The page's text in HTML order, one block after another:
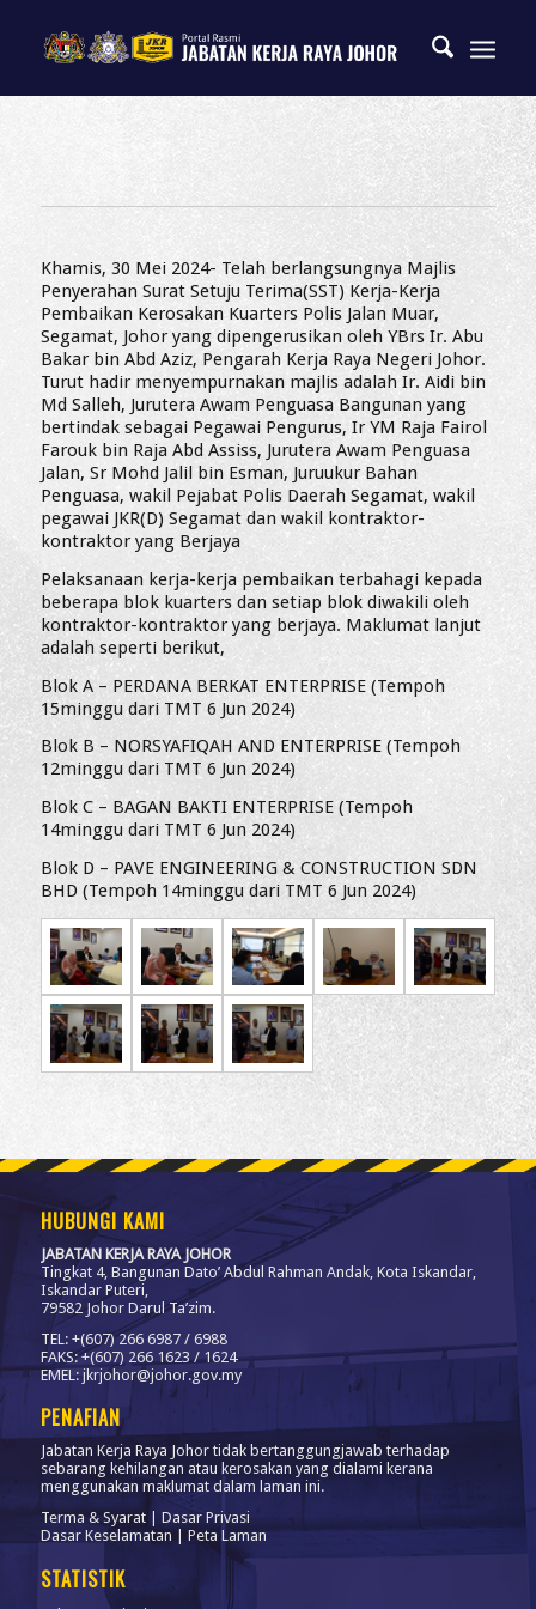
Khamis, 30 Mei 2024- Telah berlangsungnya Majlis
Penyerahan Surat Setuju Terima(SST) Kerja-Kerja
Pembaikan Kerosakan Kuarters Polis Jalan Muar,
Segamat, Johor yang dipengerusikan oleh YBrs Ir. Abu
Bakar bin Abd Aziz, Pengarah Kerja Raya Negeri Johor.
Turut hadir menyempurnakan majlis adalah Ir. Aidi bin
Md Salleh, Jurutera Awam Penguasa Bangunan yang
bertindak sebagai Pegawai Pengurus, Ir YM Raja Fairol
Farouk bin Raja Abd Assiss, Jurutera Awam Penguasa
Jalan, Sr Mohd Jalil bin Esman, Juruukur Bahan
Penguasa, wakil Pejabat Polis Daerah Segamat, wakil
pegawai JKR(D) Segamat dan wakil kontraktor-
kontraktor yang Berjaya
Pelaksanaan kerja-kerja pembaikan terbahagi kepada
beberapa blok kuarters dan setiap blok diwakili oleh
kontraktor-kontraktor yang berjaya. Maklumat lanjut
adalah seperti berikut,
Blok A – PERDANA BERKAT ENTERPRISE (Tempoh
15minggu dari TMT 6 Jun 2024)
Blok B – NORSYAFIQAH AND ENTERPRISE (Tempoh
12minggu dari TMT 6 Jun 2024)
Blok C – BAGAN BAKTI ENTERPRISE (Tempoh
14minggu dari TMT 6 Jun 2024)
Blok D – PAVE ENGINEERING & CONSTRUCTION SDN
BHD (Tempoh 14minggu dari TMT 6 Jun 2024)
HUBUNGI KAMI
JABATAN KERJA RAYA JOHOR
Tingkat 4, Bangunan Dato’ Abdul Rahman Andak, Kota Iskandar,
Iskandar Puteri,
79582 Johor Darul Ta’zim.
TEL: +(607) 266 6987 / 6988
FAKS: +(607) 266 1623 / 1624
EMEL: jkrjohor@johor.gov.my
PENAFIAN
Jabatan Kerja Raya Johor tidak bertanggungjawab terhadap
sebarang kehilangan atau kerosakan yang dialami kerana
menggunakan maklumat dalam laman ini.
Terma & Syarat| Dasar Privasi
Dasar Keselamatan
Peta Laman
STATISTIK